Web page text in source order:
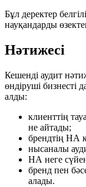
Бұл деректер
науқандарды
Нәтижесі
Кешенді аудит
өндіруші бизнесті
алды:
клиенттің
не айтады;
брендтің НА
нысаналы
НА неге
бренд пен
алады.